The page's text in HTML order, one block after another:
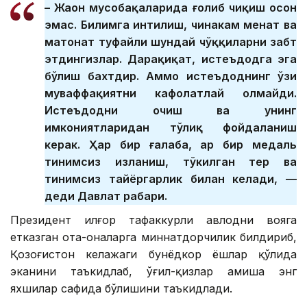
– Жаҳон мусобақаларида ғолиб чиқиш осон
эмас. Билимга интилиш, чинакам меҳнат ва
матонат туфайли шундай чўққиларни забт
этдингизлар. Дарҳақиқат, истеъдодга эга
бўлиш бахтдир. Аммо истеъдоднинг ўзи
муваффақиятни кафолатлай олмайди.
Истеъдодни очиш ва унинг
имкониятларидан тўлиқ фойдаланиш
керак. Ҳар бир ғалаба, ҳар бир медаль
тинимсиз изланиш, тўкилган тер ва
тинимсиз тайёргарлик билан келади, —
деди Давлат раҳбари.
Президент илғор тафаккурли авлодни вояга
етказган ота-оналарга миннатдорчилик билдириб,
Қозоғистон келажаги бунёдкор ёшлар қўлида
эканини таъкидлаб, ўғил-қизлар ҳамиша энг
яхшилар сафида бўлишини таъкидлади.